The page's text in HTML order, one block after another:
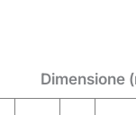
Dimensione